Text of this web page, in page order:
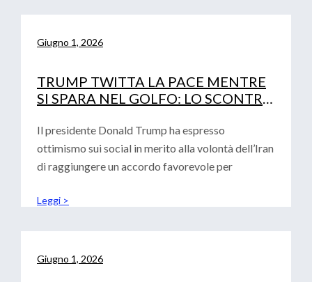
Giugno 1, 2026
TRUMP TWITTA LA PACE MENTRE
SI SPARA NEL GOLFO: LO SCONTRO
DI WARSH
Il presidente Donald Trump ha espresso
ottimismo sui social in merito alla volontà dell’Iran
di raggiungere un accordo favorevole per
Leggi >
Giugno 1, 2026